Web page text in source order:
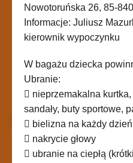
Nowotoruńska 26, 85-
Informacje: Juliusz
kierownik wypoczynku
W bagażu dziecka
Ubranie:
 nieprzemakalna
sandały, buty sportowe,
 bielizna na każdy
 nakrycie głowy
 ubranie na ciepłą